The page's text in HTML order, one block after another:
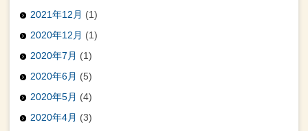
2021年12月 (1)
2020年12月 (1)
2020年7月 (1)
2020年6月 (5)
2020年5月 (4)
2020年4月 (3)